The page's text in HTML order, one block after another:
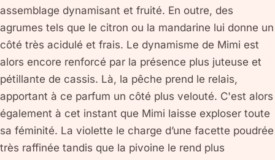
assemblage dynamisant et fruité. En outre, des
agrumes tels que le citron ou la mandarine lui donne un
côté très acidulé et frais. Le dynamisme de Mimi est
alors encore renforcé par la présence plus juteuse et
pétillante de cassis. Là, la pêche prend le relais,
apportant à ce parfum un côté plus velouté. C'est alors
également à cet instant que Mimi laisse exploser toute
sa féminité. La violette le charge d’une facette poudrée
très raffinée tandis que la pivoine le rend plus